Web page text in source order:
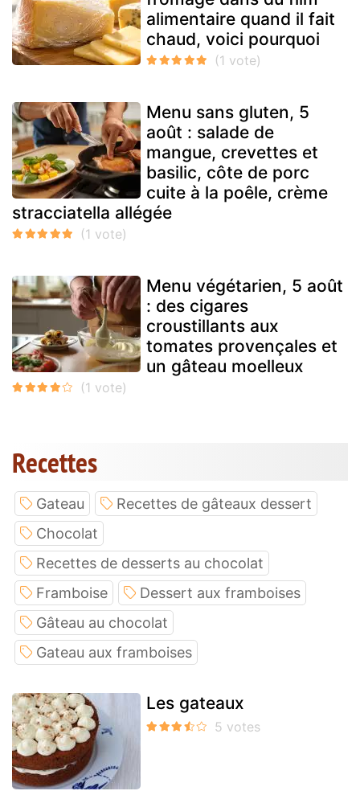
alimentaire quand il fait
chaud, voici pourquoi
Menu sans gluten, 5
août : salade de
mangue, crevettes et
basilic, côte de porc
cuite à la poêle, crème
stracciatella allégée
Menu végétarien, 5 août
: des cigares
croustillants aux
tomates provençales et
un gâteau moelleux
Recettes
Gateau
Recettes de gâteaux dessert
Chocolat
Recettes de desserts au chocolat
Framboise
Dessert aux framboises
Gâteau au chocolat
Gateau aux framboises
Les gateaux